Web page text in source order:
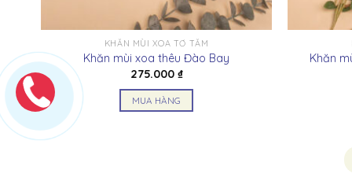
chọn
trên
trang
sản
phẩm
KHĂN MÙI XOA TƠ TẰM
Khăn mùi xoa thêu Đào Bay
275.000 ₫
MUA HÀNG
Khăn